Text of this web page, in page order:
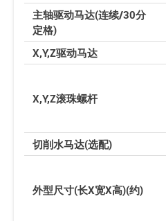
主轴驱动马达(连续/30分
定格)
X,Y,Z驱动马达
X,Y,Z滚珠螺杆
切削水马达(选配)
外型尺寸(长X宽X高)(约)